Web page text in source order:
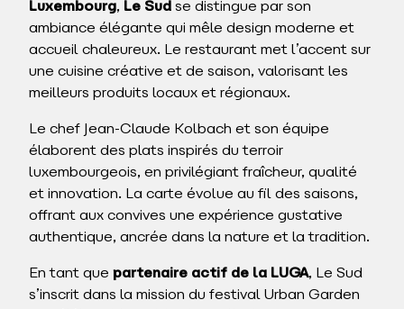
Luxembourg, Le Sud se distingue par son
ambiance élégante qui mêle design moderne et
accueil chaleureux. Le restaurant met l’accent sur
une cuisine créative et de saison, valorisant les
meilleurs produits locaux et régionaux.
Le chef Jean-Claude Kolbach et son équipe
élaborent des plats inspirés du terroir
luxembourgeois, en privilégiant fraîcheur, qualité
et innovation. La carte évolue au fil des saisons,
offrant aux convives une expérience gustative
authentique, ancrée dans la nature et la tradition.
En tant que partenaire actif de la LUGA, Le Sud
s’inscrit dans la mission du festival Urban Garden